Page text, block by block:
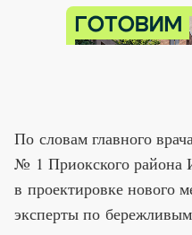
По словам главного
№ 1 Приокского
в проектировке нового
эксперты по